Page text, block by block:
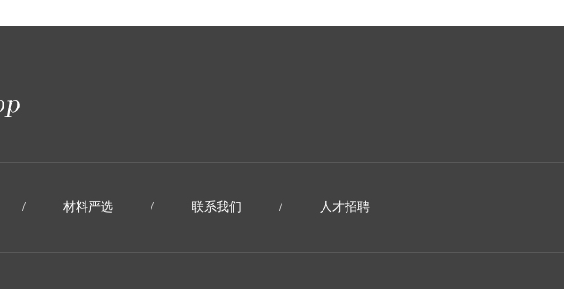
/ 材料严选 / 联系我们 / 人才招聘